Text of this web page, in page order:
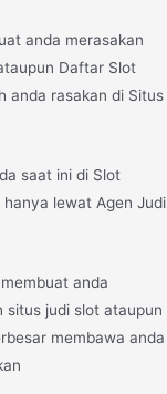
anda merasakan
Daftar Slot
anda rasakan di Situs
saat ini di Slot
hanya lewat Agen Judi
anda
situs judi slot ataupun
membawa anda